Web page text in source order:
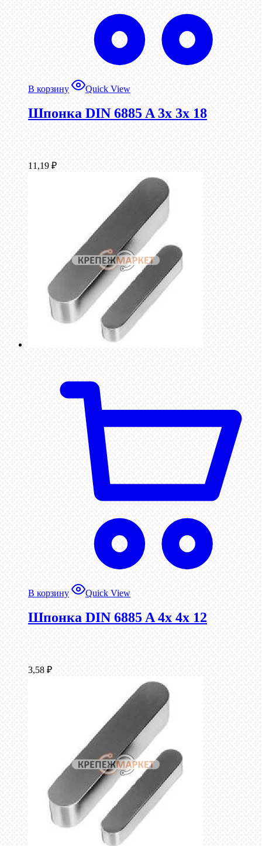
В корзину Quick View
Шпонка DIN 6885 A 3x 3x 18
11,19 ₽
В корзину Quick View
Шпонка DIN 6885 A 4x 4x 12
3,58 ₽